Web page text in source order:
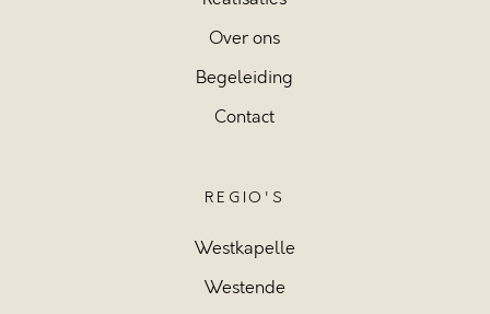
Over ons
Begeleiding
Contact
REGIO'S
Westkapelle
Westende